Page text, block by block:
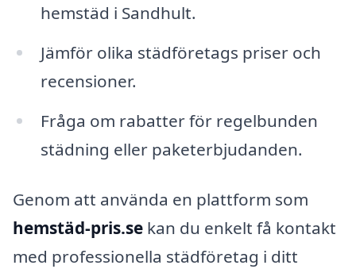
hemstäd i Sandhult.
Jämför olika städföretags priser och
recensioner.
Fråga om rabatter för regelbunden
städning eller paketerbjudanden.
Genom att använda en plattform som
hemstäd-pris.se kan du enkelt få kontakt
med professionella städföretag i ditt